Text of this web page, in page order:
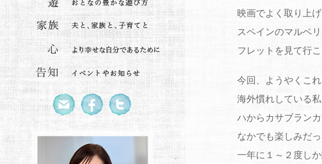
映画でよく取り上
スペインのマルベ
フレットを見て行
今回、ようやくこ
海外慣れしている
ハからカサブラン
なかでも楽しみだ
一年に１～２度し